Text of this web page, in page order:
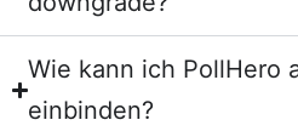
Wie kann ich PollHero
einbinden?